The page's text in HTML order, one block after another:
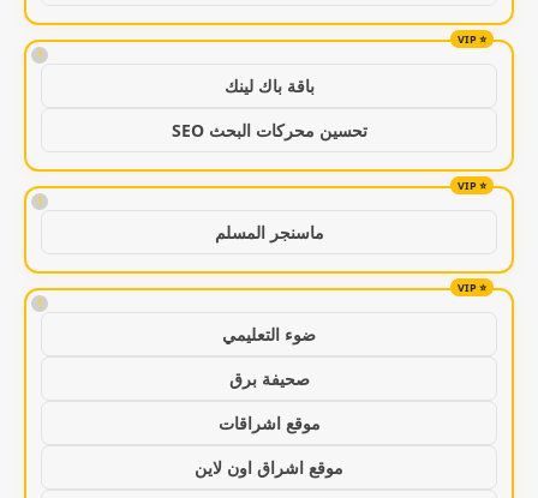
!
باقة باك لينك
تحسين محركات البحث SEO
!
ماسنجر المسلم
!
ضوء التعليمي
صحيفة برق
موقع اشراقات
موقع اشراق اون لاين